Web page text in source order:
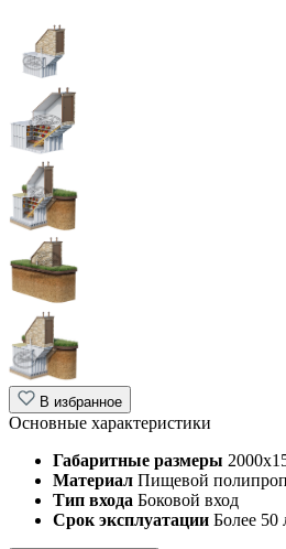
В избранное
Основные характеристики
Габаритные размеры
Материал Пищевой
Тип входа Боковой вход
Срок эксплуатации Более 50